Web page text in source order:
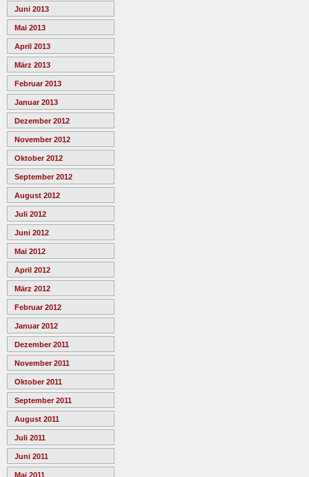
Juni 2013
Mai 2013
April 2013
März 2013
Februar 2013
Januar 2013
Dezember 2012
November 2012
Oktober 2012
September 2012
August 2012
Juli 2012
Juni 2012
Mai 2012
April 2012
März 2012
Februar 2012
Januar 2012
Dezember 2011
November 2011
Oktober 2011
September 2011
August 2011
Juli 2011
Juni 2011
Mai 2011